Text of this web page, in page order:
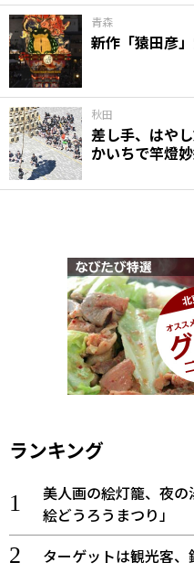
青森
新作「猿田彦
秋田
差し手、はや
かいちで竿燈
ランキング
美人画の絵灯籠、夜
絵どうろうまつり」
ターゲットは観光客、